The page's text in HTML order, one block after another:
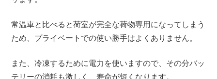
常温車と比べると荷室が完全な荷物専用になってしまう
ため、プライベートでの使い勝手はよくありません。
また、冷凍するために電力を使いますので、その分バッ
テリーの消耗も激しく、寿命が短くなります。